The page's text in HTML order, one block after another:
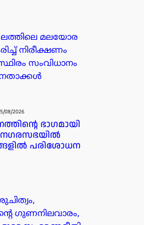
മലയോര
നിരീക്ഷണം
സംവിധാനം
08/2026
ഭാഗമായി
നഗരസഭയിൽ
പരിശോധന
ഗുണനിലവാരം,